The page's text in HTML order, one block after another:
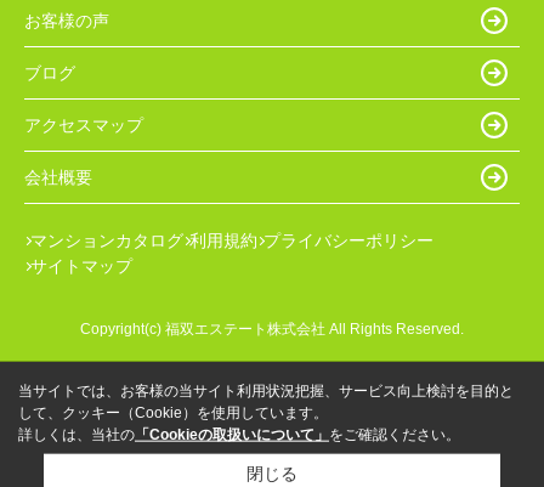
お客様の声
ブログ
アクセスマップ
会社概要
マンションカタログ 利用規約 プライバシーポリシー
サイトマップ
Copyright(c) 福双エステート株式会社 All Rights Reserved.
当サイトでは、お客様の当サイト利用状況把握、サービス向上検討を目的と
して、クッキー（Cookie）を使用しています。
詳しくは、当社の 「Cookieの取扱いについて」 をご確認ください。
閉じる